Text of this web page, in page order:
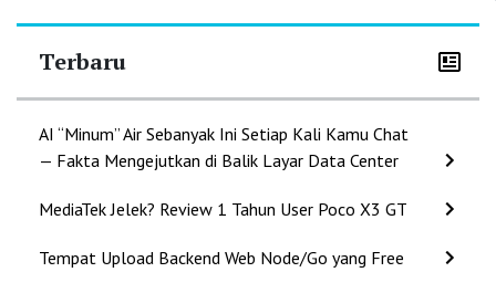
Terbaru
AI “Minum” Air Sebanyak Ini Setiap Kali Kamu Chat
— Fakta Mengejutkan di Balik Layar Data Center
MediaTek Jelek? Review 1 Tahun User Poco X3 GT
Tempat Upload Backend Web Node/Go yang Free